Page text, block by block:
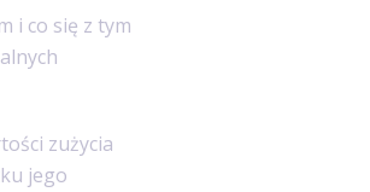
i co się z tym
zużycia
jego